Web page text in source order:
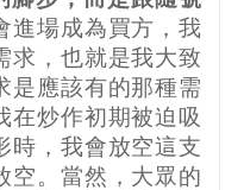
進場成為買方，我
求，也就是我大致
是應該有的那種需
在炒作初期被迫吸
時，我會放空這支
空。當然，大眾的